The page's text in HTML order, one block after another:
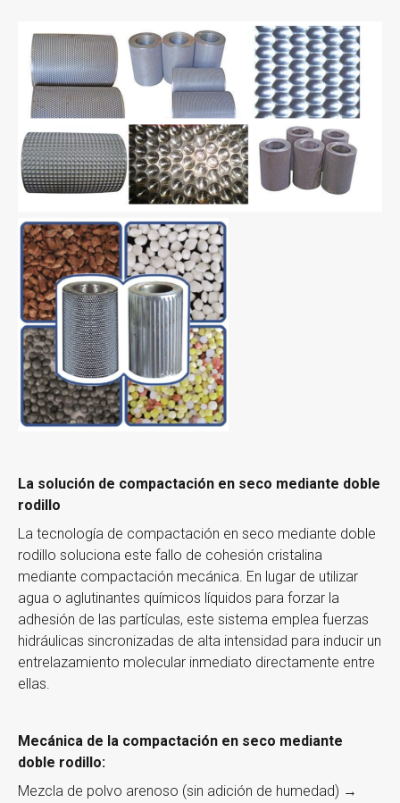
La solución de compactación en seco mediante doble
rodillo
La tecnología de compactación en seco mediante doble
rodillo soluciona este fallo de cohesión cristalina
mediante compactación mecánica. En lugar de utilizar
agua o aglutinantes químicos líquidos para forzar la
adhesión de las partículas, este sistema emplea fuerzas
hidráulicas sincronizadas de alta intensidad para inducir un
entrelazamiento molecular inmediato directamente entre
ellas.
Mecánica de la compactación en seco mediante
doble rodillo:
Mezcla de polvo arenoso (sin adición de humedad) →